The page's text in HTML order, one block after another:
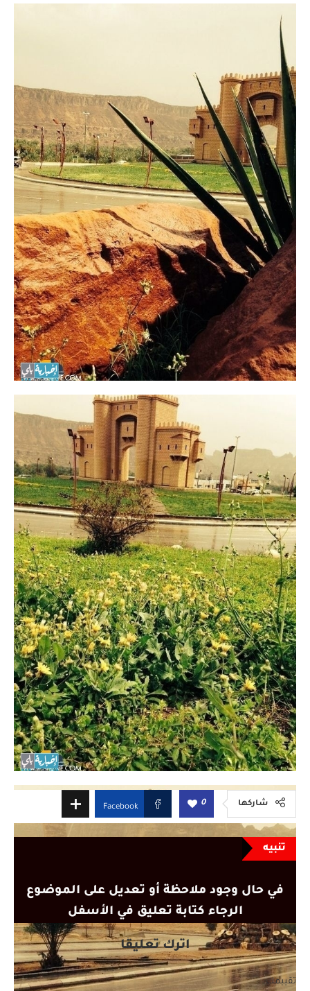
شاركها 0
Facebook
تنبيه
في حال وجود ملاحظة أو تعديل على الموضوع
الرجاء كتابة تعليق في الأسفل
اترك تعليقًا
تقييمك: